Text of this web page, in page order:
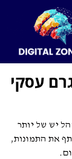
עסקי
יש של יותר
את התמונות,